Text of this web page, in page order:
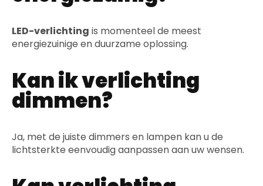
LED-verlichting is momenteel de meest
energiezuinige en duurzame oplossing.
Kan ik verlichting
dimmen?
Ja, met de juiste dimmers en lampen kan u de
lichtsterkte eenvoudig aanpassen aan uw wensen.